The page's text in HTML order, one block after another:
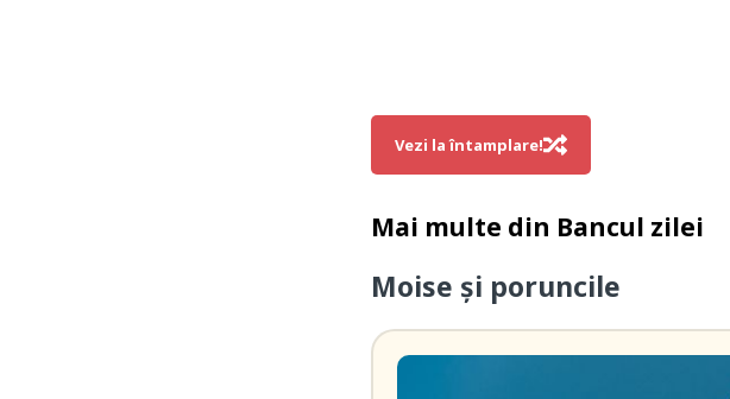
Vezi la întamplare!
Mai multe din Bancul zilei
Moise şi poruncile